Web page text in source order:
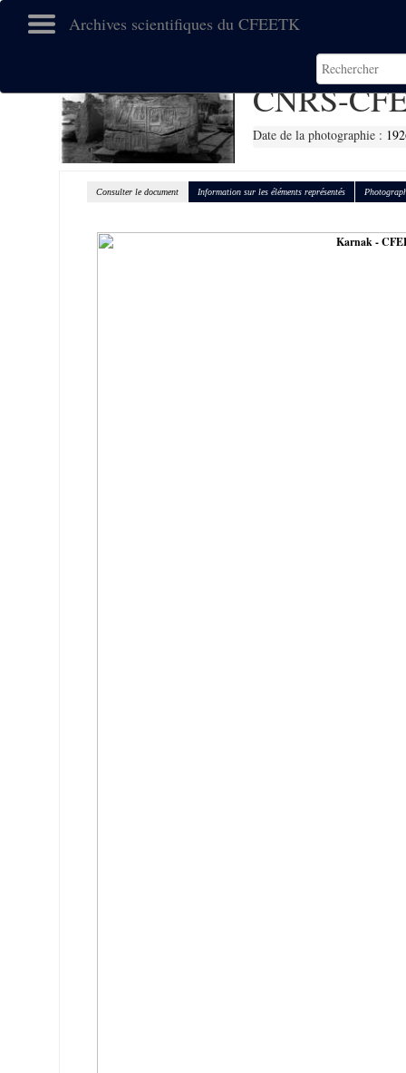
Archives scientifiques du CFEETK
CNRS-
Date de la photographie :
Consulter le document Information sur les éléments représentés